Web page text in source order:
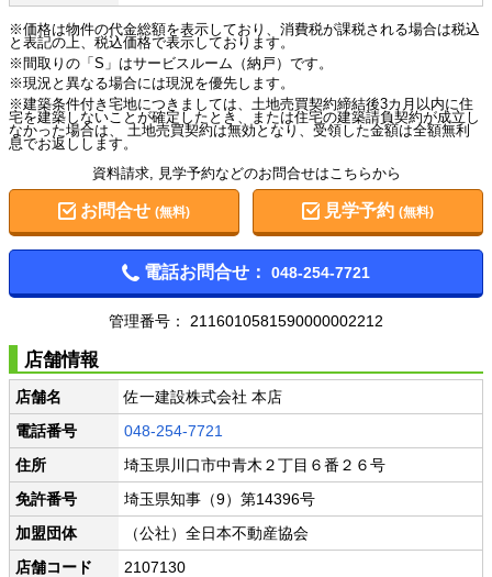
※価格は物件の代金総額を表示しており、消費税が課税される場合は税込
と表記の上、税込価格で表示しております。
※間取りの「S」はサービスルーム（納戸）です。
※現況と異なる場合には現況を優先します。
※建築条件付き宅地につきましては、土地売買契約締結後3カ月以内に住
宅を建築しないことが確定したとき、または住宅の建築請負契約が成立し
なかった場合は、 土地売買契約は無効となり、受領した金額は全額無利
息でお返しします。
資料請求, 見学予約などのお問合せはこちらから
お問合せ (無料) 見学予約(無料)
電話お問合せ： 048-254-7721
管理番号： 2116010581590000002212
店舗情報
店舗名
佐一建設株式会社 本店
電話番号
048-254-7721
住所
埼玉県川口市中青木２丁目６番２６号
免許番号
埼玉県知事（9）第14396号
加盟団体
（公社）全日本不動産協会
店舗コード
2107130